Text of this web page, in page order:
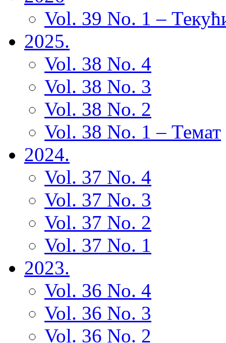
Vol. 39 No. 1 –
2025.
Vol. 38 No. 4
Vol. 38 No. 3
Vol. 38 No. 2
Vol. 38 No. 1 – Темат
2024.
Vol. 37 No. 4
Vol. 37 No. 3
Vol. 37 No. 2
Vol. 37 No. 1
2023.
Vol. 36 No. 4
Vol. 36 No. 3
Vol. 36 No. 2